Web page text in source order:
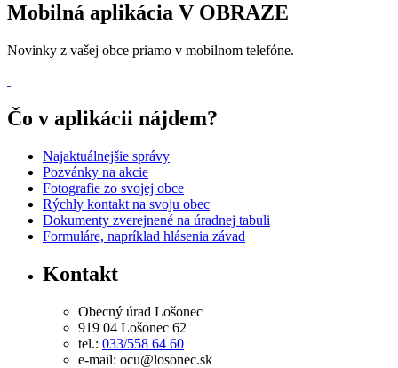
Mobilná aplikácia V OBRAZE
Novinky z vašej obce priamo v mobilnom telefóne.
Čo v aplikácii nájdem?
Najaktuálnejšie správy
Pozvánky na akcie
Fotografie zo svojej obce
Rýchly kontakt na svoju obec
Dokumenty zverejnené na úradnej tabuli
Formuláre, napríklad hlásenia závad
Kontakt
Obecný úrad Lošonec
919 04 Lošonec 62
tel.: 033/558 64 60
e-mail: ocu@losonec.sk